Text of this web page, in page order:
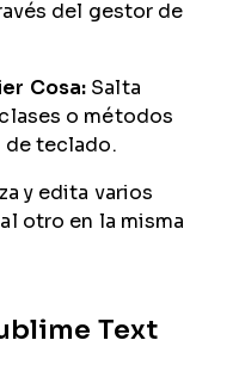
del gestor de
Cosa: Salta
o métodos
de teclado.
y edita varios
otro en la misma
Text